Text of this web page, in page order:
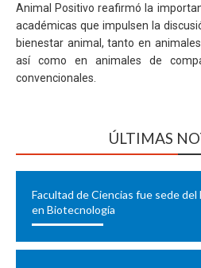
Animal Positivo reafirmó la
académicas que impulsen la
bienestar animal, tanto en
así como en animales de
convencionales.
ÚLTIMAS
Facultad de Ciencias fue sede
en Biotecnología